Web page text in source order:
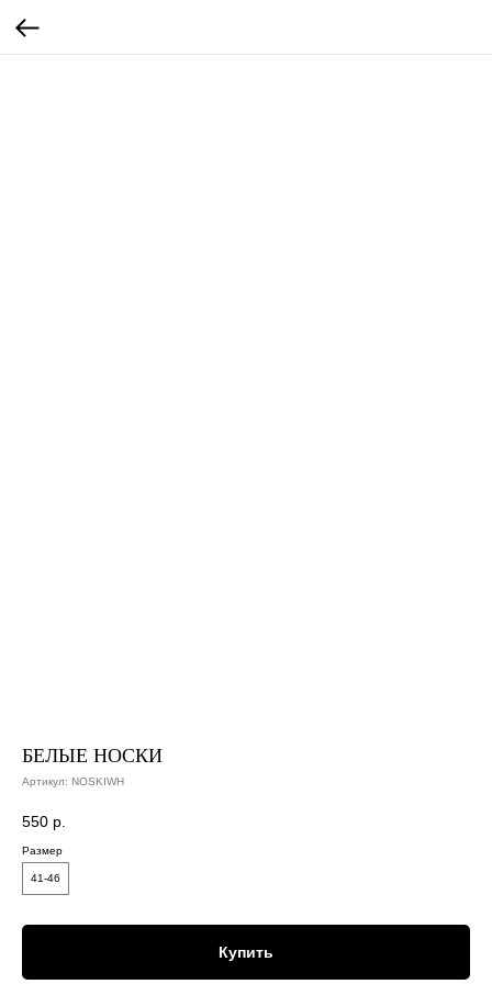
БЕЛЫЕ НОСКИ
Артикул: NOSKIWH
550 р.
Размер
41-46
Купить